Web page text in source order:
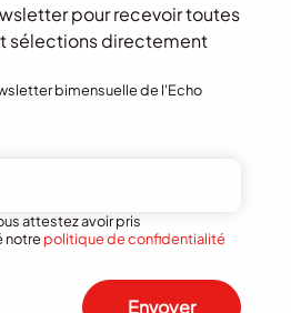
pour recevoir toutes
sélections directement
bimensuelle de l'Echo
attestez avoir pris
notrepolitique de confidentialité
Envoyer